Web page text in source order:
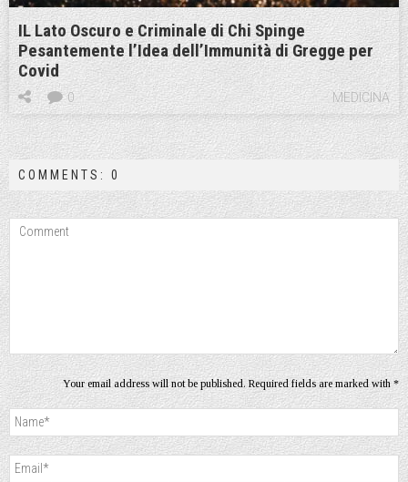
IL Lato Oscuro e Criminale di Chi Spinge
Pesantemente l’Idea dell’Immunità di Gregge per
Covid
MEDICINA
0
COMMENTS: 0
Your email address will not be published. Required fields are marked with *